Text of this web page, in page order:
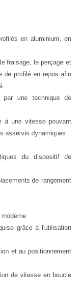
en aluminium, en
fraisage, le perçage et
de profilé en repos afin
par une technique de
à une vitesse pouvant
asservis dynamiques
du dispositif de
de rangement
grâce à l'utilisation
et au positionnement
de vitesse en boucle